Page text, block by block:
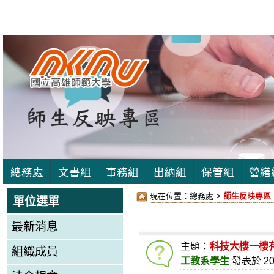
總務處 文書組 事務組 出納組 保管組 營繕
單位選單
最新消息
組織成員
現在位置： 總務處 > 師生反映專區
主題： 科技大樓一樓
工教系學生 發表於